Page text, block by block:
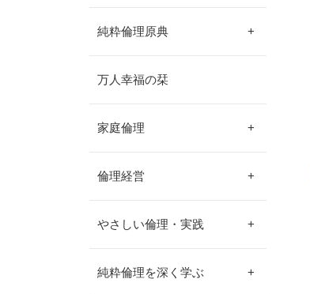
純粋倫理原典 +
万人幸福の栞
家庭倫理 +
倫理経営 +
やさしい倫理・実践 +
純粋倫理を深く学ぶ +